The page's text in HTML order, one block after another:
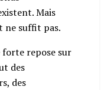
Mais
ne suffit pas.
forte repose sur
des
des